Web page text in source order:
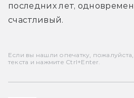
последних лет,
счастливый.
Если вы нашли опечатку,
текста и нажмите Ctrl+Enter.